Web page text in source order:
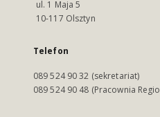
ul. 1 Maja 5
10-117 Olsztyn
Telefon
089 524 90 32 (sekretariat)
089 524 90 48 (Pracownia